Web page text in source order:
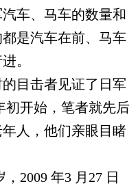
车、马车的数量和
是汽车在前、马车
。
目击者见证了日军
初开始，笔者就先后
人，他们亲眼目睹
年3 月27 日